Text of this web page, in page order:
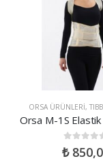
ORSA ÜRÜNLERI,
0 out of 5
₺